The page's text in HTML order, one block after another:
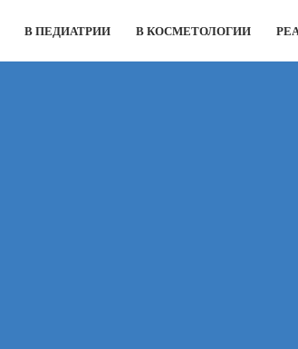
В ПЕДИАТРИИ В КОСМЕТОЛОГИИ